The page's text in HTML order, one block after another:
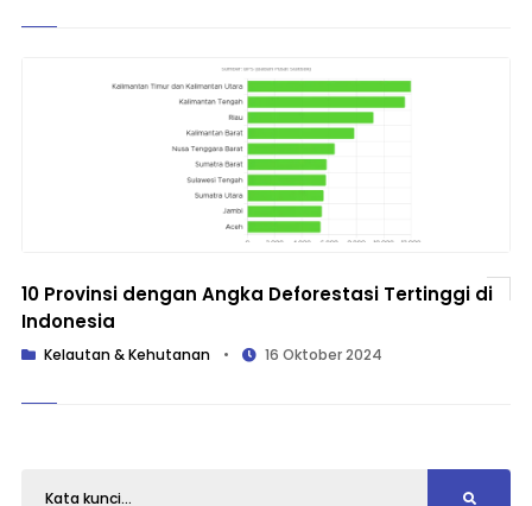
10 Provinsi dengan Angka Deforestasi Tertinggi di
Indonesia
Kelautan & Kehutanan • 16 Oktober 2024